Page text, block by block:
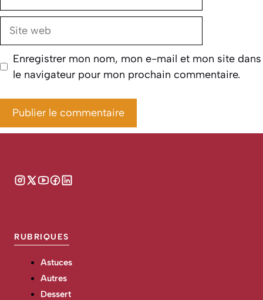
Site
Enregistrer mon nom, mon e-mail et mon site dans
le navigateur pour mon prochain commentaire.
RUBRIQUES
Astuces
Autres
Dessert